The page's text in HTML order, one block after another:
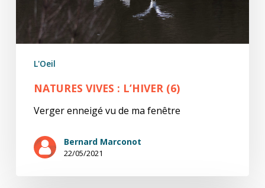
L'Oeil
NATURES VIVES : L’HIVER (6)
Verger enneigé vu de ma fenêtre
Bernard Marconot
22/05/2021